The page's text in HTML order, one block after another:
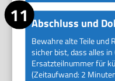
Abschluss und
Bewahre alte Teile und
sicher bist, dass alles
Ersatzteilnummer für
(Zeitaufwand: 2